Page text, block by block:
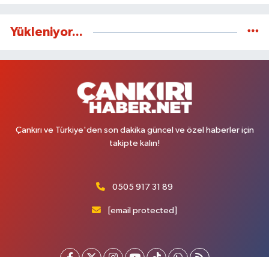
Yükleniyor...
Çankırı ve Türkiye'den son dakika güncel ve özel haberler için
takipte kalın!
0505 917 31 89
[email protected]